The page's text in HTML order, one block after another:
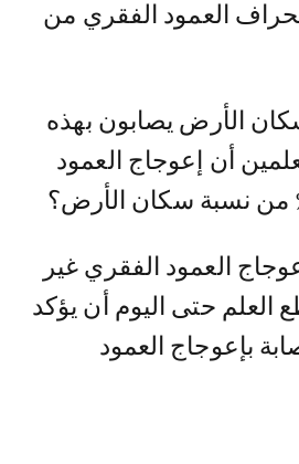
العمود الفقري من
الأرض يصابون بهذه
أن إعوجاج العمود
العمود الفقري غير
العلم حتى اليوم أن يؤكد
بإعوجاج العمود